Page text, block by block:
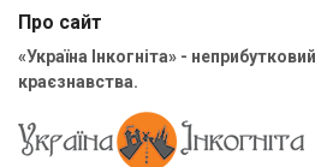
Про сайт
«Україна Інкогніта» -
краєзнавства.